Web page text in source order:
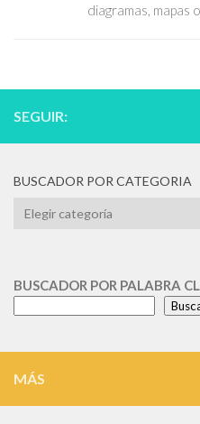
diagramas, mapas
SEGUIR:
BUSCADOR POR CATEGORIA
BUSCADOR
BUSCADOR POR PALABRA
MÁS